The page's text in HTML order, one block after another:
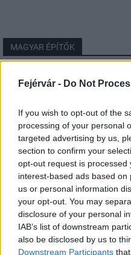
Fejérvár - Do Not
If you wish to opt-out of the
processing of your personal
targeted advertising by us,
section to confirm your
opt-out request is processed
interest-based ads based
us or personal information
your opt-out. You may
disclosure of your personal
IAB’s list of downstream
also be disclosed by us to
Downstream Participants
MAGYAR ÉPÍTŐK
Mi épül?
Belváros-Lipótváros
játszótér
Város-Teampannon Kereskedelmi és